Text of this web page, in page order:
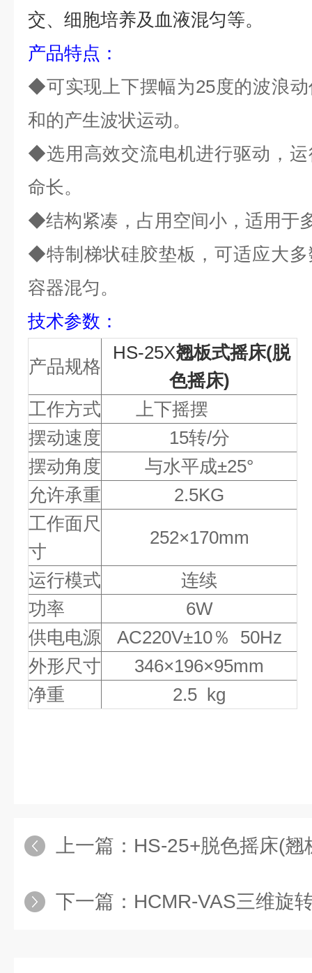
交、细胞培养及血液混匀等。
产品特点：
◆可实现上下摆幅为25度的波浪
和的产生波状运动。
◆选用高效交流电机进行驱动，
命长。
◆结构紧凑，占用空间小，适用于
◆特制梯状硅胶垫板，可适应大
容器混匀。
技术参数：
产品规格
HS-25X翘板式摇床(脱
色摇床)
工作方式
上下摇摆
摆动速度
15转/分
摆动角度
与水平成±25°
允许承重
2.5KG
工作面尺
寸
252×170mm
运行模式
连续
功率
6W
供电电源
AC220V±10％ 50Hz
外形尺寸
346×196×95mm
净重
2.5 kg
上一篇： HS-25+脱色摇床(翘
下一篇： HCMR-VAS三维旋